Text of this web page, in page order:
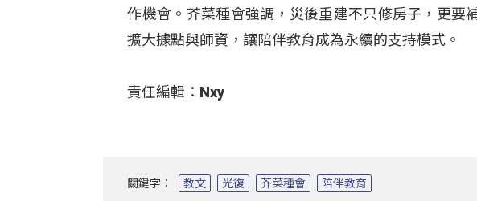
作機會。芥菜種會強調，災後重建不只修房子，更要
擴大據點與師資，讓陪伴教育成為永續的支持模式。
責任編輯：Nxy
關鍵字： 教文 光復 芥菜種會 陪伴教育